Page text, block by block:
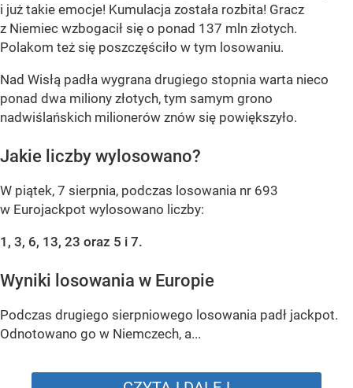
i już takie emocje! Kumulacja została rozbita! Gracz
z Niemiec wzbogacił się o ponad 137 mln złotych.
Polakom też się poszczęściło w tym losowaniu.
Nad Wisłą padła wygrana drugiego stopnia warta nieco
ponad dwa miliony złotych, tym samym grono
nadwiślańskich milionerów znów się powiększyło.
Jakie liczby wylosowano?
W piątek, 7 sierpnia, podczas losowania nr 693
w Eurojackpot wylosowano liczby:
1, 3, 6, 13, 23 oraz 5 i 7.
Wyniki losowania w Europie
Podczas drugiego sierpniowego losowania padł jackpot.
Odnotowano go w Niemczech, a...